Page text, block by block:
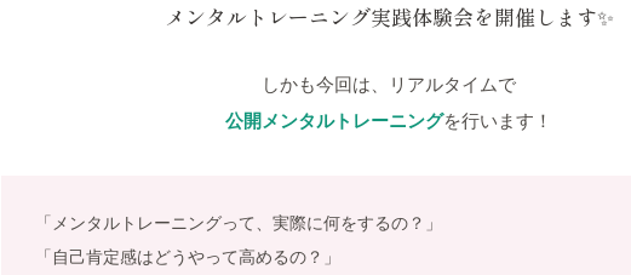
メンタルトレーニング実践体験会を開催します✨
しかも今回は、リアルタイムで
公開メンタルトレーニングを行います！
「メンタルトレーニングって、実際に何をするの？」
「自己肯定感はどうやって高めるの？」